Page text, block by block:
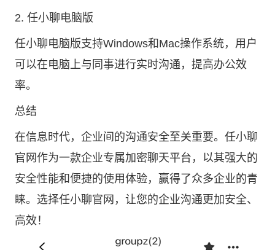
2. 任小聊电脑版
任小聊电脑版支持Windows和Mac操作系统，用户
可以在电脑上与同事进行实时沟通，提高办公效
率。
总结
在信息时代，企业间的沟通安全至关重要。任小聊
官网作为一款企业专属加密聊天平台，以其强大的
安全性能和便捷的使用体验，赢得了众多企业的青
睐。选择任小聊官网，让您的企业沟通更加安全、
高效！